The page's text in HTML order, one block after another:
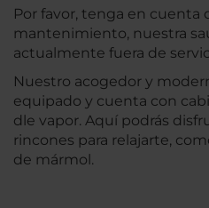
Por favor, tenga en cuenta
mantenimiento, nuestra
actualmente fuera de
Nuestro acogedor y
equipado y cuenta con
dle vapor. Aquí podrás
rincones para relajarte,
de mármol.